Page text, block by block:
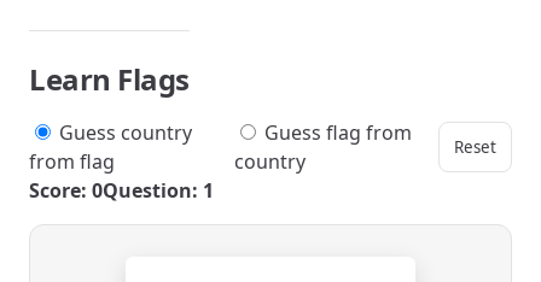
Learn Flags
Guess country
from flag
Guess flag from
country
Reset
Score: 0Question: 1